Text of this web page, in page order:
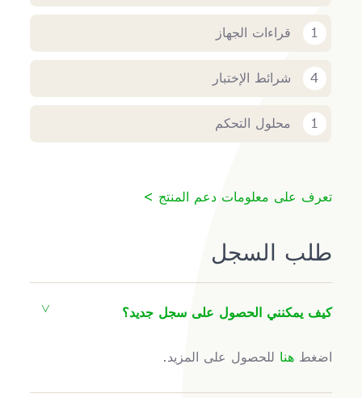
طلب السجل
كيف يمكنني الحصول على سجل جديد؟
اضغط هنا للحصول على المزيد.
قراءات الجهاز 1
شرائط الإختبار 4
محلول التحكم 1
تعرف على معلومات دعم المنتج >